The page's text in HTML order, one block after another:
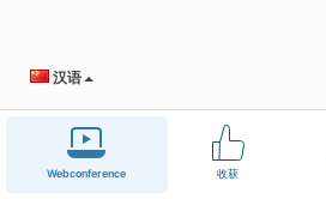
Webconference 收获
汉语